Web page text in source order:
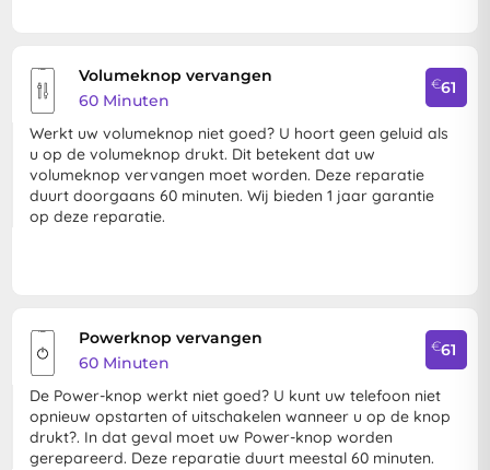
Volumeknop vervangen
60 Minuten
€61
Werkt uw volumeknop niet goed? U hoort geen geluid als
u op de volumeknop drukt. Dit betekent dat uw
volumeknop vervangen moet worden. Deze reparatie
duurt doorgaans 60 minuten. Wij bieden 1 jaar garantie
op deze reparatie.
Powerknop vervangen
60 Minuten
€61
De Power-knop werkt niet goed? U kunt uw telefoon niet
opnieuw opstarten of uitschakelen wanneer u op de knop
drukt?. In dat geval moet uw Power-knop worden
gerepareerd. Deze reparatie duurt meestal 60 minuten.